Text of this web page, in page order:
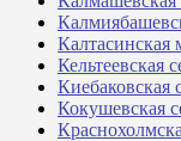
Калтасинская
Кельтеевская
Киебаковская
Кокушевская